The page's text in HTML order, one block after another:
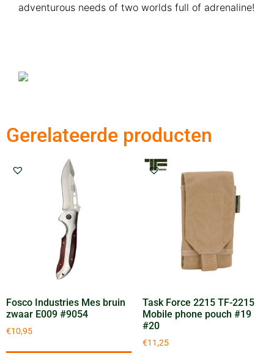
adventurous needs of two worlds full of adrenaline!
Gerelateerde producten
Fosco Industries Mes bruin
zwaar E009 #9054
€10,95
Task Force 2215 TF-2215
Mobile phone pouch #19
#20
€11,25